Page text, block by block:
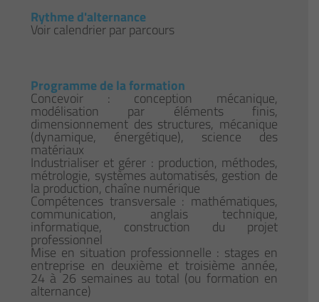
Rythme d'alternance
Voir calendrier par parcours
Programme de la formation
Concevoir : conception mécanique,
modélisation par éléments finis,
dimensionnement des structures, mécanique
(dynamique, énergétique), science des
matériaux
Industrialiser et gérer : production, méthodes,
métrologie, systèmes automatisés, gestion de
la production, chaîne numérique
Compétences transversale : mathématiques,
communication, anglais technique,
informatique, construction du projet
professionnel
Mise en situation professionnelle : stages en
entreprise en deuxième et troisième année,
24 à 26 semaines au total (ou formation en
alternance)